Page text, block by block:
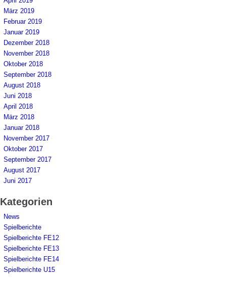
März 2019
Februar 2019
Januar 2019
Dezember 2018
November 2018
Oktober 2018
September 2018
August 2018
Juni 2018
April 2018
März 2018
Januar 2018
November 2017
Oktober 2017
September 2017
August 2017
Juni 2017
Kategorien
News
Spielberichte
Spielberichte FE12
Spielberichte FE13
Spielberichte FE14
Spielberichte U15